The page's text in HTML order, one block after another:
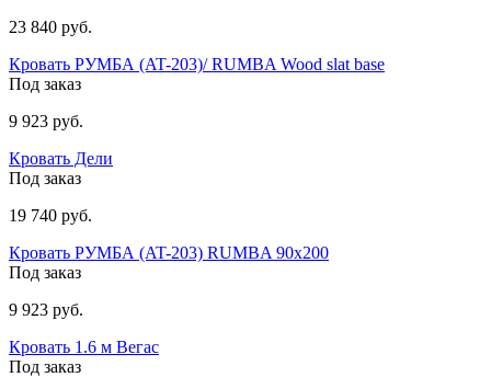
23 840 руб.
Кровать РУМБА (AT-203)/ RUMBA Wood slat base
Под заказ
9 923 руб.
Кровать Дели
Под заказ
19 740 руб.
Кровать РУМБА (AT-203) RUMBA 90х200
Под заказ
9 923 руб.
Кровать 1.6 м Вегас
Под заказ